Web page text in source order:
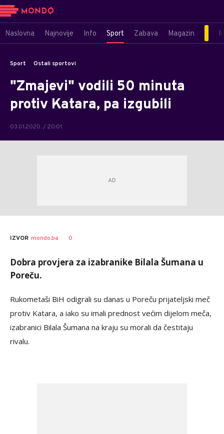
Naslovna Najnovije Info Sport Zabava Magazin
Sport Ostali sportovi
"Zmajevi" vodili 50 minuta
protiv Katara, pa izgubili
03.01.2020. / 20:01
IZVOR mondo.ba 0
Dobra provjera za izabranike Bilala Šumana u
Poreču.
Rukometaši BiH odigrali su danas u Poreču prijateljski meč
protiv Katara, a iako su imali prednost većim dijelom meča,
izabranici Bilala Šumana na kraju su morali da čestitaju
rivalu.